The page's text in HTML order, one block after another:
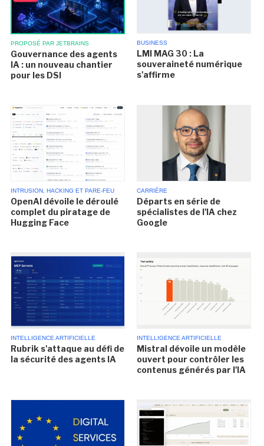
PROPOSÉ PAR JETBRAINS
Gouvernance des agents
IA : un nouveau chantier
pour les DSI
BUSINESS
LMI MAG 30 : La
souveraineté numérique
s'affirme
INTRUSION, HACKING ET PARE-FEU
OpenAI dévoile le déroulé
complet du piratage de
Hugging Face
CARRIÈRE
Départs en série de
spécialistes de l'IA chez
Google
INTELLIGENCE ARTIFICIELLE
Rubrik s'attaque au défi de
la sécurité des agents IA
INTELLIGENCE ARTIFICIELLE
Mistral dévoile un modèle
ouvert pour contrôler les
contenus générés par l'IA